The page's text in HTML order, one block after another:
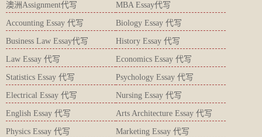
澳洲Assignment代写 MBA Essay代写
Accounting Essay 代写 Biology Essay 代写
Business Law Essay代写 History Essay 代写
Law Essay 代写 Economics Essay 代写
Statistics Essay 代写 Psychology Essay 代写
Electrical Essay 代写 Nursing Essay 代写
English Essay 代写 Arts Architecture Essay 代写
Physics Essay 代写 Marketing Essay 代写